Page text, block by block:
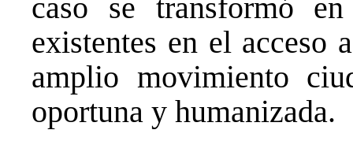
caso se transformó
existentes en el acceso
amplio movimiento
oportuna y humanizada.